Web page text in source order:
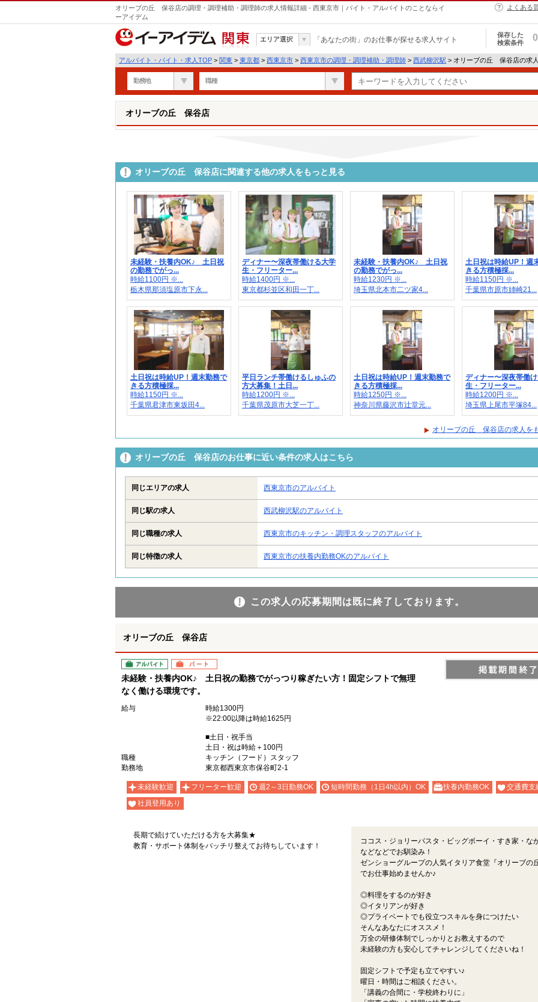
オリーブの丘 保谷店の調理・調理補助・調理師の求人情報詳細 - 西東京市｜バイト・アルバイトのことならイ
ーアイデム
よくある
関東
エリア選択 「あなたの街」のお仕事が探せる求人サイト
保存した
検索条件
0
アルバイト・バイト・求人TOP > 関東 > 東京都 > 西東京市 > 西東京市の調理・調理補助・調理師 > 西武柳沢駅 > オリーブの丘 保谷店の求
勤務地 職種
オリーブの丘 保谷店
オリーブの丘 保谷店に関連する他の求人をもっと見る
未経験・扶養内OK♪ 土日祝
の勤務でがっ...
時給1100円 ※...
栃木県那須塩原市下永...
ディナー〜深夜帯働ける大学
生・フリーター...
時給1400円 ※...
東京都杉並区和田一丁...
未経験・扶養内OK♪ 土日祝
の勤務でがっ...
時給1230円 ※...
埼玉県北本市二ツ家4...
土日祝は時給UP！週
きる方積極採...
時給1150円 ※...
千葉県市原市姉崎21...
土日祝は時給UP！週末勤務で
きる方積極採...
時給1150円 ※...
千葉県君津市東坂田4...
平日ランチ帯働けるしゅふの
方大募集！土日...
時給1200円 ※...
千葉県茂原市大芝一丁...
土日祝は時給UP！週末勤務で
きる方積極採...
時給1250円 ※...
神奈川県藤沢市辻堂元...
ディナー〜深夜帯働
生・フリーター...
時給1200円 ※...
埼玉県上尾市平塚84...
オリーブの丘 保谷店の求人を
オリーブの丘 保谷店のお仕事に近い条件の求人はこちら
同じエリアの求人 西東京市のアルバイト
同じ駅の求人 西武柳沢駅のアルバイト
同じ職種の求人 西東京市のキッチン・調理スタッフのアルバイト
同じ特徴の求人 西東京市の扶養内勤務OKのアルバイト
この求人の応募期間は既に終了しております。
オリーブの丘 保谷店
アルバイト パート
未経験・扶養内OK♪ 土日祝の勤務でがっつり稼ぎたい方！固定シフトで無理
なく働ける環境です。
給与
時給1300円
※22:00以降は時給1625円
■土日・祝手当
土日・祝は時給＋100円
職種
キッチン（フード）スタッフ
勤務地
東京都西東京市保谷町2-1
未経験歓迎 フリーター歓迎 週2～3日勤務OK 短時間勤務（1日4h以内）OK 扶養内勤務OK
交通費支
社員登用あり
長期で続けていただける方を大募集★
教育・サポート体制をバッチリ整えてお待ちしています！
ココス・ジョリーパスタ・ビッグボーイ・すき家・な
などなどでお馴染み！
ゼンショーグループの人気イタリア食堂『オリーブの
でお仕事始めませんか♪
◎料理をするのが好き
◎イタリアンが好き
◎プライベートでも役立つスキルを身につけたい
そんなあなたにオススメ！
万全の研修体制でしっかりとお教えするので
未経験の方も安心してチャレンジしてくださいね！
固定シフトで予定も立てやすい♪
曜日・時間はご相談ください。
「講義の合間に・学校終わりに」